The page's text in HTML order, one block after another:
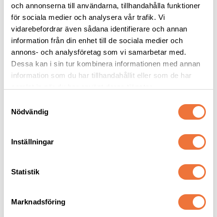
och annonserna till användarna, tillhandahålla funktioner
för sociala medier och analysera vår trafik. Vi
vidarebefordrar även sådana identifierare och annan
information från din enhet till de sociala medier och
annons- och analysföretag som vi samarbetar med.
Dessa kan i sin tur kombinera informationen med annan
information som du har tillhandahållit eller som de har
Nödvändig
Inställningar
Statistik
Marknadsföring
Wahl GmbH
Villinger Strasse 4
D-78112 St. Georgen
Germany
info@wahlgmbh.com